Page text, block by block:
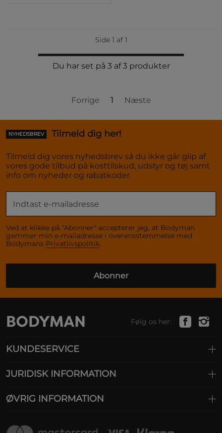
Side 1 af 1
Du har set på 3 af 3 produkter
Forrige 1 Næste
NYHEDSBREV Tilmeld dig her!
Tilmeld dig vores nyhedsbrev så du ikke går glip af
vores gode tilbud på kosttilskud, udstyr og tøj samt
info om nyheder og rabatkoder.
Ved at klikke på "Abonner" accepterer jeg, at Bodyman
gemmer min e-mailadresse i overensstemmelse med
Bodymans Privatlivspolitik.
Abonner
Følg os her:
KUNDESERVICE
JURIDISK INFORMATION
ØVRIG INFORMATION